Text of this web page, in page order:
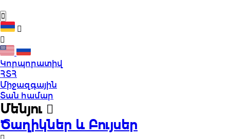
Կորպորատիվ
ՀՏՀ
Միջազգային
Տան համար
Մենյու
Ծաղիկներ և Բույսեր